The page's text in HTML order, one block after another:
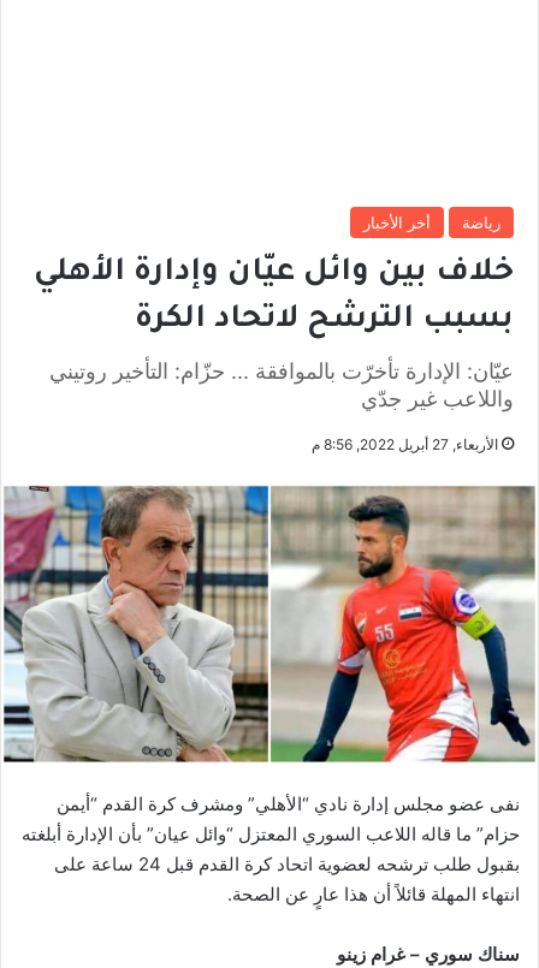
رياضة أخر الأخبار
خلاف بين وائل عيّان وإدارة الأهلي
بسبب الترشح لاتحاد الكرة
عيّان: الإدارة تأخرّت بالموافقة ... حزّام: التأخير روتيني
واللاعب غير جدّي
الأربعاء, 27 أبريل 2022, 8:56 م
نفى عضو مجلس إدارة نادي “الأهلي” ومشرف كرة القدم “أيمن
حزام” ما قاله اللاعب السوري المعتزل “وائل عيان” بأن الإدارة أبلغته
بقبول طلب ترشحه لعضوية اتحاد كرة القدم قبل 24 ساعة على
انتهاء المهلة قائلاً أن هذا عارٍ عن الصحة.
سناك سوري – غرام زينو